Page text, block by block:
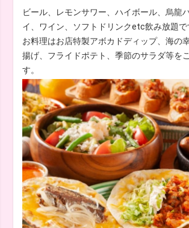
ビール、レモンサワー、ハイボール、烏龍
イ、ワイン、ソフトドリンクetc飲み放題で
お料理はお店特製アボカドディップ、海の
揚げ、フライドポテト、季節のサラダ等を
す。